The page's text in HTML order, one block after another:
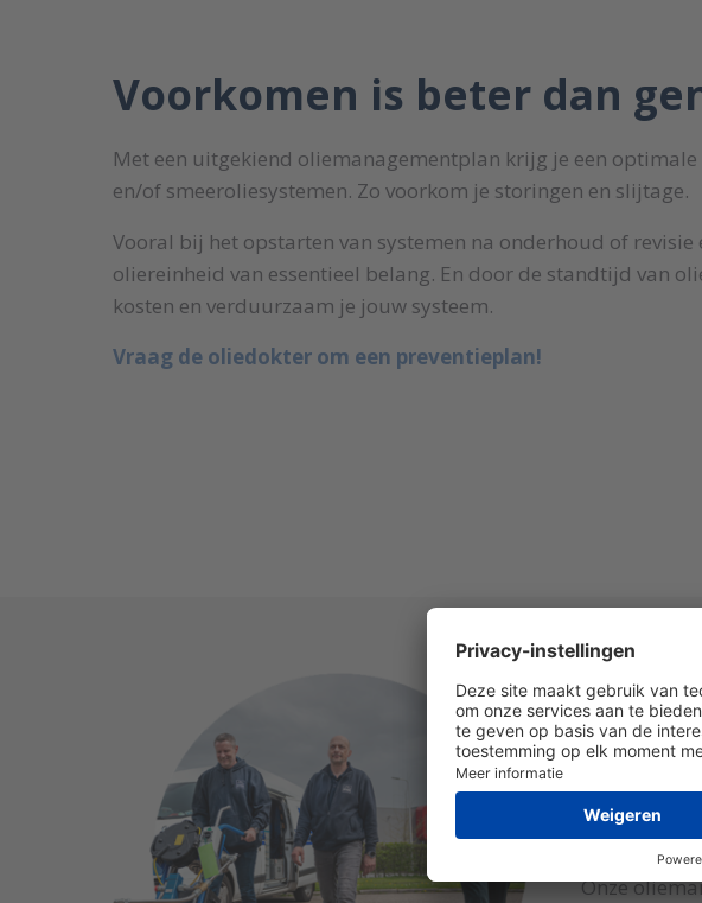
Voorkomen is beter dan
Met een uitgekiend oliemanagementplan krijg je een
en/of smeeroliesystemen. Zo voorkom je storingen en slijtage.
Vooral bij het opstarten van systemen na onderhoud of
oliereinheid van essentieel belang. En door de standtijd van
kosten en verduurzaam je jouw systeem.
Vraag de oliedokter om een preventieplan!
Wat te
storingen
Onze